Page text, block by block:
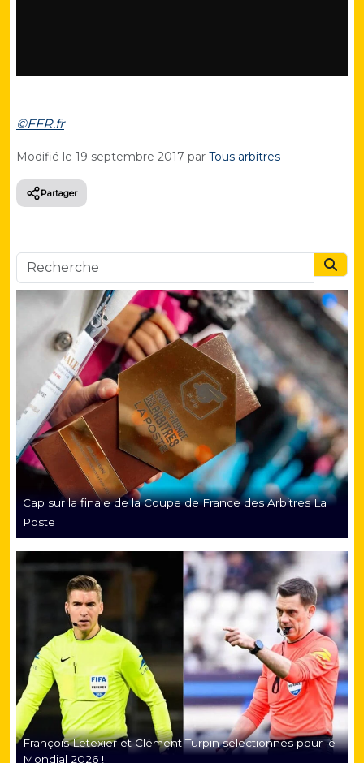
©FFR.fr
Modifié le 19 septembre 2017 par Tous arbitres
Partager
Cap sur la finale de la Coupe de France des Arbitres La
Poste
François Letexier et Clément Turpin sélectionnés pour le
Mondial 2026 !